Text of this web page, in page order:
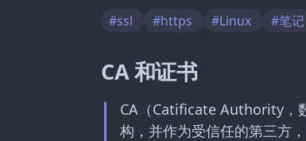
#ssl #https #Linux #笔记
CA 和证书
CA（Catificate Authority，
构，并作为受信任的第三方